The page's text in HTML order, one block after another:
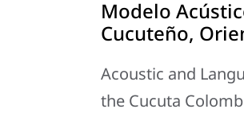
Modelo
Cucuteño,
Acoustic and
the Cucuta